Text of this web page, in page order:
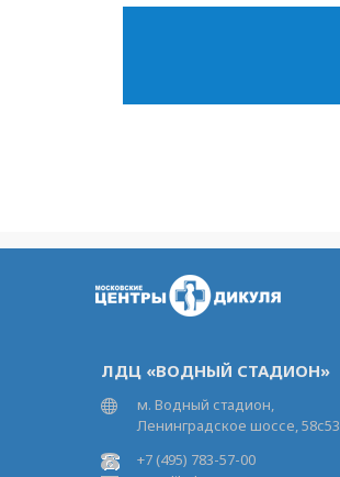
ЛДЦ «ВОДНЫЙ СТАДИОН»
м. Водный стадион,
Ленинградское шоссе, 58с53
+7 (495) 783-57-00